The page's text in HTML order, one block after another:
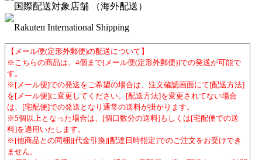
国際配送対象店舗 （海外配送）
Rakuten International Shipping
【メール便(定形外郵便)の配送について】
※こちらの商品は、4個まで[メール便(定形外郵便)]での発送が可能で
す。
※[メール便]での発送をご希望の場合は、注文確認画面にて[配送方法]
を[メール便]に変更してください。[配送方法]を変更されてない場合
は、[宅配便]での発送となり通常の送料が掛かります。
※5個以上となった場合は、[個口数分の送料]もしくは[宅配便での送
料]を適用いたします。
※[他商品との同梱][代金引換][配達日時指定]でのご注文をお受けでき
ません。